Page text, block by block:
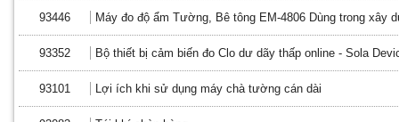
93446 Máy đo độ ẩm Tường, Bê tông EM-4806 Dùng trong xây
93352 Bộ thiết bị cảm biến đo Clo dư dãy thấp online - Sola
93101 Lợi ích khi sử dụng máy chà tường cán dài